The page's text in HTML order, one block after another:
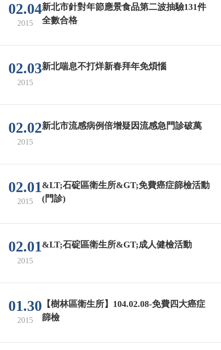
02.04
2015
新北市針對年節應景食品第二波抽驗131件
全數合格
02.03
2015
新北喘息不打烊新春拜年免煩惱
02.02
2015
新北市流感病例倍增疑因流感急門診破萬
02.01
2015
&LT;石碇區衛生所&GT;免費癌症篩檢活動
(門診)
02.01
2015
&LT;石碇區衛生所&GT;成人健檢活動
01.30
2015
【樹林區衛生所】104.02.08-免費四大癌症
篩檢